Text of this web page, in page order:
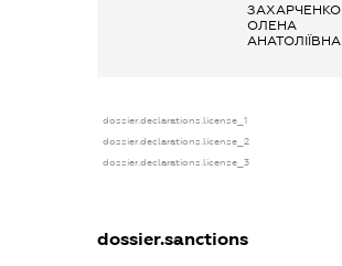
ЗАХАРЧЕНКО
ОЛЕНА
АНАТОЛІЇВНА
dossier.declarations.license_1
dossier.declarations.license_2
dossier.declarations.license_3
dossier.sanctions